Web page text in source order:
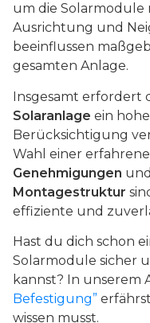
um die Solarmodule
Ausrichtung und
beeinflussen
gesamten Anlage.
Insgesamt erfordert
Solaranlage ein
Berücksichtigung
Wahl einer
Genehmigungen
Montagestruktur
effiziente und
Hast du dich schon
Solarmodule sicher
kannst? In unserem
Befestigung”
wissen musst.